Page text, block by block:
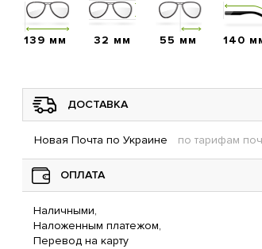
139 мм 32 мм 55 мм 140
ДОСТАВКА
Новая Почта по Украине по тарифам
ОПЛАТА
Наличными,
Наложенным платежом,
Перевод на карту